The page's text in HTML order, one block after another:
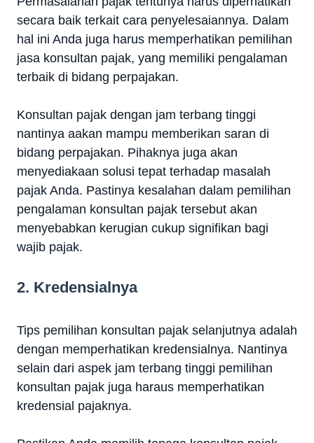
secara baik terkait cara penyelesaiannya. Dalam
hal ini Anda juga harus memperhatikan pemilihan
jasa konsultan pajak, yang memiliki pengalaman
terbaik di bidang perpajakan.
Konsultan pajak dengan jam terbang tinggi
nantinya aakan mampu memberikan saran di
bidang perpajakan. Pihaknya juga akan
menyediakaan solusi tepat terhadap masalah
pajak Anda. Pastinya kesalahan dalam pemilihan
pengalaman konsultan pajak tersebut akan
menyebabkan kerugian cukup signifikan bagi
wajib pajak.
2. Kredensialnya
Tips pemilihan konsultan pajak selanjutnya adalah
dengan memperhatikan kredensialnya. Nantinya
selain dari aspek jam terbang tinggi pemilihan
konsultan pajak juga haraus memperhatikan
kredensial pajaknya.